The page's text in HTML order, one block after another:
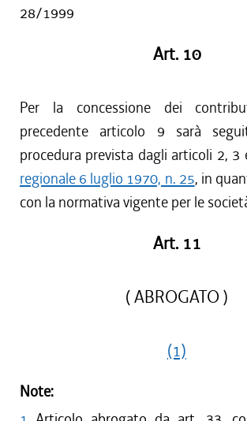
28/1999
Art. 10
Per la concessione dei
precedente articolo 9 sarà
procedura prevista dagli articoli 2, 3
regionale 6 luglio 1970, n. 25, in
con la normativa vigente per le
Art. 11
( ABROGATO )
(1)
Note: